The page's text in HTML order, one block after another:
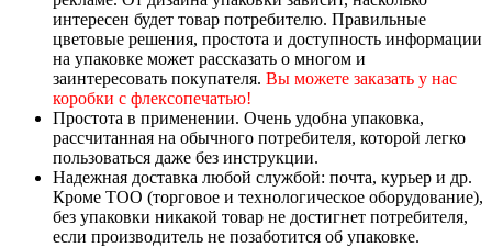
интересен будет товар потребителю. Правильные
цветовые решения, простота и доступность информации
на упаковке может рассказать о многом и
заинтересовать покупателя. Вы можете заказать у нас
коробки с флексопечатью!
Простота в применении. Очень удобна упаковка,
рассчитанная на обычного потребителя, которой легко
пользоваться даже без инструкции.
Надежная доставка любой службой: почта, курьер и др.
Кроме ТОО (торговое и технологическое оборудование),
без упаковки никакой товар не достигнет потребителя,
если производитель не позаботится об упаковке.